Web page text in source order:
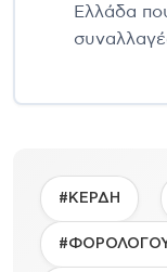
Ελλάδα
#ΚΕΡΔΗ